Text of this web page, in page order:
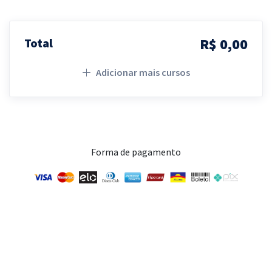
Total R$ 0,00
Adicionar mais cursos
Forma de pagamento